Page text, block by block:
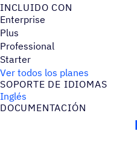
INCLUIDO CON
Enterprise
Plus
Professional
Starter
Ver todos los planes
SOPORTE DE IDIOMAS
Inglés
DOCU­MEN­TA­CIÓN